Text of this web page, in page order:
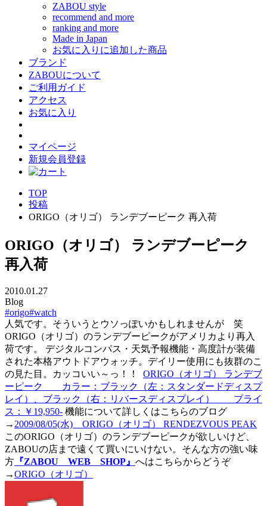
ZABOU style
recommend and more
ranking and more
Made in Japan
お気に入りに追加した商品
ブランド
ZABOUについて
ご利用ガイド
アクセス
お気に入り
マイページ
新規会員登録
TOP
投稿
ORIGO（オリゴ） ランデブーピーク 再入荷
ORIGO（オリゴ） ランデブーピーク
再入荷
2010.01.27
Blog
#origo#watch
人気です。そういうとウソっぽいかもしれませんが 笑
ORIGO（オリゴ）のランデブーピークがアメリカより再入
荷です。 デジタルコンパス・天気予報機能・高度計が装備
された本格アウトドアウォッチ。デイリー使用にも抜群のこ
の見た目。カッコいい～っ！！
ORIGO（オリゴ） ランデブ
ーピーク カラー：ブラック（左：スタンダードディスプ
レイ）、ブラック（右：リバースディスプレイ） プライ
ス：￥19,950- 機能について詳しくはこちらのブログ
→ 2009/08/05(水) ORIGO（オリゴ） RENDEZVOUS PEAK
このORIGO（オリゴ）のランデブーピークが欲しいけど、
ZABOUの店まで遠くて買いにいけない。そんな方の強い味
方 『ZABOU WEB SHOP』 へはこちらからどうぞ
→ORIGO（オリゴ）